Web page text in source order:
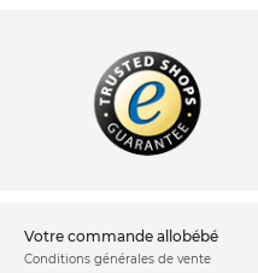
votre commande allobébé
Conditions générales de vente